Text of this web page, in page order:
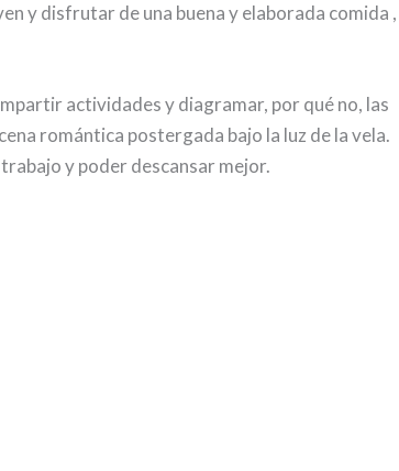
y disfrutar de una buena y elaborada comida ,
actividades y diagramar, por qué no, las
romántica postergada bajo la luz de la vela.
y poder descansar mejor.